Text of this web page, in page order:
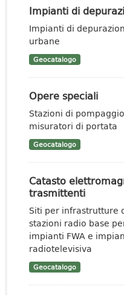
Impianti di
Impianti di
urbane
Geocatalogo
Opere speciali
Stazioni di
misuratori di portata
Geocatalogo
Catasto
trasmittenti
Siti per infrastrutture
stazioni radio base
impianti FWA e
radiotelevisiva
Geocatalogo